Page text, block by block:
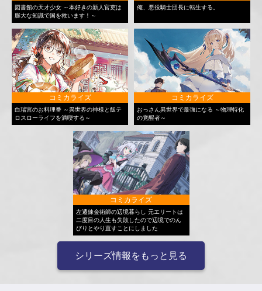
図書館の天才少女 ～本好きの新人官吏は
膨大な知識で国を救います！～
俺、悪役騎士団長に転生する。
コミカライズ
白瑞宮のお料理番 ～異世界の神様と飯テ
ロスローライフを満喫する～
コミカライズ
おっさん異世界で最強になる ～物理特化
の覚醒者～
コミカライズ
左遷錬金術師の辺境暮らし 元エリートは
二度目の人生も失敗したので辺境でのん
びりとやり直すことにしました
シリーズ情報をもっと見る